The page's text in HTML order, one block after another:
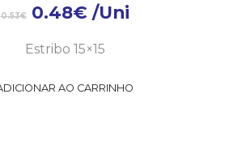
0.53€ 0.48€ /Uni
Estribo 15×15
AO CARRINHO